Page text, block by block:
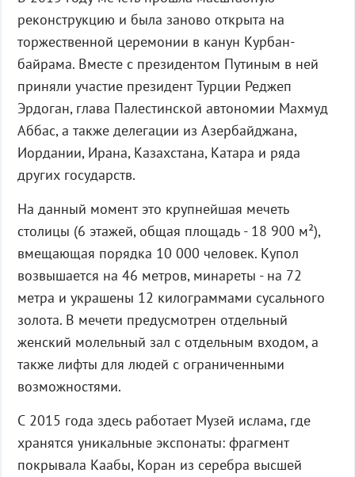
реконструкцию и была заново открыта на
торжественной церемонии в канун Курбан-
байрама. Вместе с президентом Путиным в ней
приняли участие президент Турции Реджеп
Эрдоган, глава Палестинской автономии Махмуд
Аббас, а также делегации из Азербайджана,
Иордании, Ирана, Казахстана, Катара и ряда
других государств.
На данный момент это крупнейшая мечеть
столицы (6 этажей, общая площадь - 18 900 м²),
вмещающая порядка 10 000 человек. Купол
возвышается на 46 метров, минареты - на 72
метра и украшены 12 килограммами сусального
золота. В мечети предусмотрен отдельный
женский молельный зал с отдельным входом, а
также лифты для людей с ограниченными
возможностями.
С 2015 года здесь работает Музей ислама, где
хранятся уникальные экспонаты: фрагмент
покрывала Каабы, Коран из серебра высшей